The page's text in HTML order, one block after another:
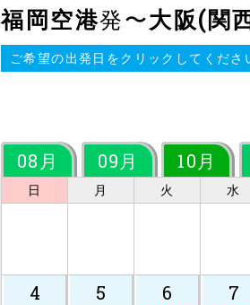
福岡空港発〜大阪(関
ご希望の出発日をクリックしてくださ
08月 09月 10月
日 月 火 水
4 5 6 7